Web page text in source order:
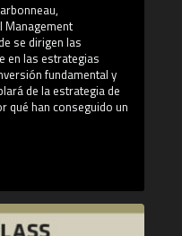
Management
se dirigen las
en las estrategias
fundamental y
de la estrategia de
qué han conseguido un